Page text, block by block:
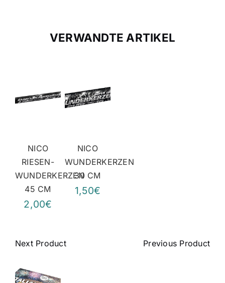
VERWANDTE ARTIKEL
NICO
RIESEN-
WUNDERKERZEN
45 CM
2,00€
NICO
WUNDERKERZEN
30 CM
1,50€
Next Product Previous Product